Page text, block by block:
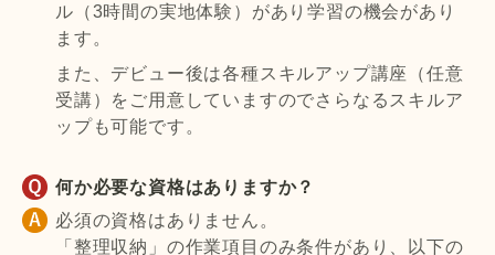
ル（3時間の実地体験）があり学習の機会があり
ます。
また、デビュー後は各種スキルアップ講座（任意
受講）をご用意していますのでさらなるスキルア
ップも可能です。
何か必要な資格はありますか？
必須の資格はありません。
「整理収納」の作業項目のみ条件があり、以下の